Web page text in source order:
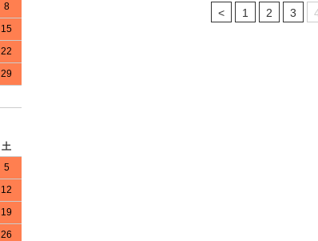
< 1 2 3
8
15
22
29
土
5
12
19
26